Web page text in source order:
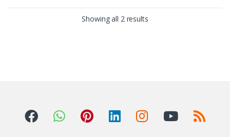
Showing all 2 results